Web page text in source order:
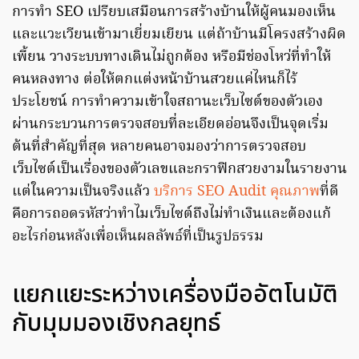
การทำ SEO เปรียบเสมือนการสร้างบ้านให้ผู้คนมองเห็น
และแวะเวียนเข้ามาเยี่ยมเยียน แต่ถ้าบ้านมีโครงสร้างผิด
เพี้ยน วางระบบทางเดินไม่ถูกต้อง หรือมีช่องโหว่ที่ทำให้
คนหลงทาง ต่อให้ตกแต่งหน้าบ้านสวยแค่ไหนก็ไร้
ประโยชน์ การทำความเข้าใจสถานะเว็บไซต์ของตัวเอง
ผ่านกระบวนการตรวจสอบที่ละเอียดอ่อนจึงเป็นจุดเริ่ม
ต้นที่สำคัญที่สุด หลายคนอาจมองว่าการตรวจสอบ
เว็บไซต์เป็นเรื่องของตัวเลขและกราฟิกสวยงามในรายงาน
แต่ในความเป็นจริงแล้ว บริการ SEO Audit คุณภาพที่ดี
คือการถอดรหัสว่าทำไมเว็บไซต์ถึงไม่ทำเงินและต้องแก้
อะไรก่อนหลังเพื่อเห็นผลลัพธ์ที่เป็นรูปธรรม
แยกแยะระหว่างเครื่องมืออัตโนมัติ
กับมุมมองเชิงกลยุทธ์